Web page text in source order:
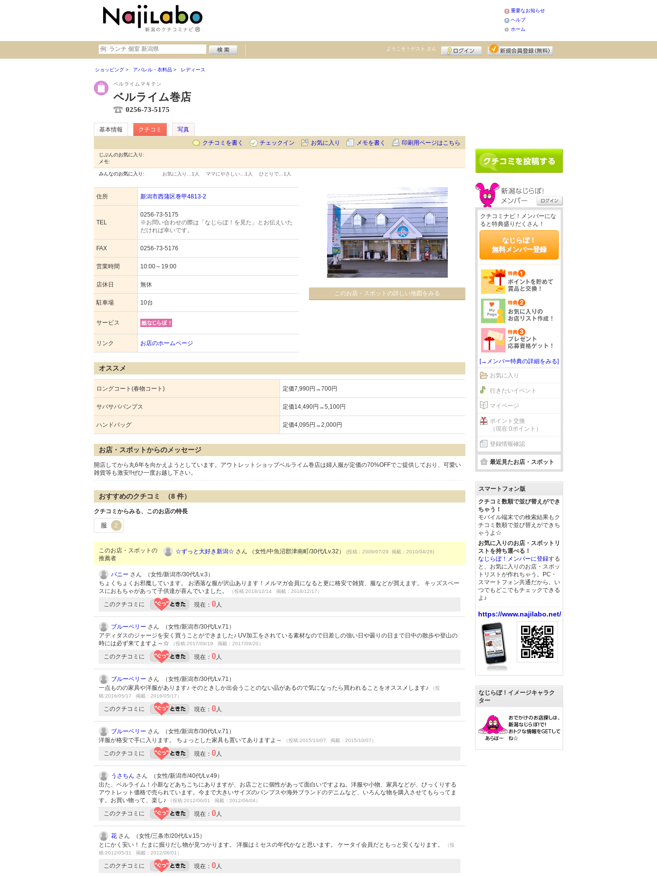
重要なお知らせ
ヘルプ
ホーム
ようこそ！ ゲスト さん
ショッピング アパレル・衣料品 レディース
ベルライムマキテン
ベルライム巻店
0256-73-5175
基本情報 クチコミ
写真
クチコミを書く
チェックイン お気に入り メモを書く 印刷用ページはこちら
じぶんのお気に入り:
メモ:
みんなのお気に入り: お気に入り… 1人 ママにやさしい… 1人 ひとりで… 1人
住所 新潟市西蒲区巻甲4813-2
TEL
0256-73-5175
※お問い合わせの際は「なじらぼ！を見た」とお伝えいた
だければ幸いです。
FAX 0256-73-5176
営業時間 10:00～19:00
店休日 無休
駐車場 10台
サービス
リンク お店のホームページ
このお店・スポットの詳しい地図をみる
オススメ
ロングコート(春物コート) 定価7,990円→700円
サバサバパンプス 定価14,490円→5,100円
ハンドバッグ 定価4,095円→2,000円
お店・スポットからのメッセージ
開店してから丸6年を向かえようとしています。アウトレットショップベルライム巻店は婦人服が定価の70%OFFでご提供しており、可愛い
雑貨等も激安!!ぜひ一度お越し下さい。
おすすめのクチコミ （8 件）
クチコミからみる、このお店の特長
服 2
このお店・スポットの
推薦者
☆ずっと大好き新潟☆ さん （女性/中魚沼郡津南町/30代/Lv.32） (投稿：2009/07/29 掲載：2010/04/26)
バニー さん （女性/新潟市/30代/Lv.3）
ちょくちょくお邪魔しています。 お洒落な服が沢山あります！メルマガ会員になると更に格安で雑貨、服などが買えます。 キッズスペー
スにおもちゃがあって子供達が喜んでいました。
（投稿:2018/12/14 掲載：2018/12/17）
このクチコミに 現在： 0 人
ブルーベリー さん （女性/新潟市/30代/Lv.71）
アディダスのジャージを安く買うことができました♪ UV加工をされている素材なので日差しの強い日や曇りの日まで日中の散歩や登山の
時には必ず来てますよ～☆
（投稿:2017/09/19 掲載：2017/09/20）
このクチコミに 現在： 0 人
ブルーベリー さん （女性/新潟市/30代/Lv.71）
一点ものの家具や洋服があります♪ そのときしか出会うことのない品があるので気になったら買われることをオススメします♪
（投
稿:2016/05/17 掲載：2016/05/17）
このクチコミに 現在： 0 人
ブルーベリー さん （女性/新潟市/30代/Lv.71）
洋服が格安で手に入ります。 ちょっとした家具も置いてありますよ～
（投稿:2015/10/07 掲載：2015/10/07）
このクチコミに 現在： 0 人
うさちん さん （女性/新潟市/40代/Lv.49）
出た、ベルライム！小新などあちこちにありますが、お店ごとに個性があって面白いですよね。洋服や小物、家具などが、びっくりする
アウトレット価格で売られています。今まで大きいサイズのパンプスや海外ブランドのデニムなど、いろんな物を購入させてもらってま
す。お買い物って、楽し♪
（投稿:2012/06/01 掲載：2012/06/04）
このクチコミに 現在： 0 人
花 さん （女性/三条市/20代/Lv.15）
とにかく安い！ たまに掘りだし物が見つかります。 洋服はミセスの年代かなと思います。 ケータイ会員だともっと安くなります。
（投
稿:2012/05/31 掲載：2012/06/01）
このクチコミに 現在： 0 人
クチコミナビ！メンバーにな
ると特典盛りだくさん！
なじらぼ！
無料メンバー登録
[→メンバー特典の詳細をみる]
お気に入り
行きたいイベント
マイページ
ポイント交換
（現在 0ポイント）
登録情報確認
最近見たお店・スポット
スマートフォン版
クチコミ数順で並び替えができ
ちゃう！
モバイル端末での検索結果もク
チコミ数順で並び替えができち
ゃうよ☆
お気に入りのお店・スポットリ
ストを持ち運べる！
なじらぼ！メンバーに登録する
と、お気に入りのお店・スポッ
トリストが作れちゃう。PC・
スマートフォン共通だから、い
つでもどこでもチェックできる
よ♪
https://www.najilabo.net/
なじらぼ！イメージキャラク
ター